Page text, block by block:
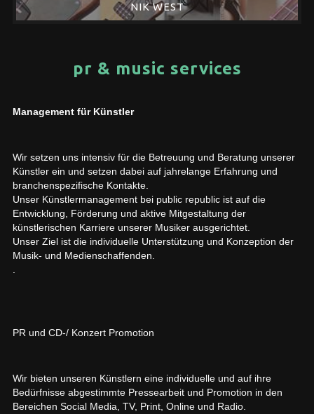
NIK WEST
pr & music services
Management für Künstler
Wir setzen uns intensiv für die Betreuung und Beratung unserer
Künstler ein und setzen dabei auf jahrelange Erfahrung und
branchenspezifische Kontakte.
Unser Künstlermanagement bei public republic ist auf die
Entwicklung, Förderung und aktive Mitgestaltung der
künstlerischen Karriere unserer Musiker ausgerichtet.
Unser Ziel ist die individuelle Unterstützung und Konzeption der
Musik- und Medienschaffenden.
.
PR und CD-/ Konzert Promotion
Wir bieten unseren Künstlern eine individuelle und auf ihre
Bedürfnisse abgestimmte Pressearbeit und Promotion in den
Bereichen Social Media, TV, Print, Online und Radio.